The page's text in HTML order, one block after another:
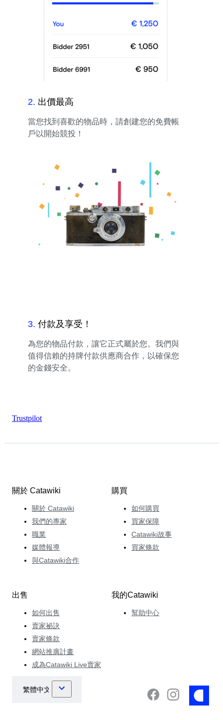
2. 出價最高
當您找到喜歡的物品時，請創建您的免費帳
戶以開始競投！
3. 付款及享受！
為您的物品付款，讓它正式屬於您。我們與
值得信賴的持牌付款供應商合作，以確保您
的金錢安全。
Trustpilot
關於 Catawiki
關於 Catawiki
我們的專家
職業
媒體報導
與Catawiki合作
購買
如何購買
買家保障
Catawiki故事
買家條款
出售
如何出售
賣家祕訣
賣家條款
網站推廣計畫
成為Catawiki Live賣家
我的Catawiki
幫助中心